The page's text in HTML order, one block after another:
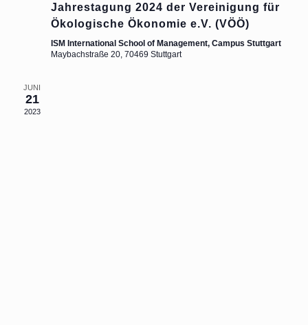
Jahrestagung 2024 der Vereinigung für
Ökologische Ökonomie e.V. (VÖÖ)
ISM International School of Management, Campus Stuttgart
Maybachstraße 20, 70469 Stuttgart
JUNI
21
2023